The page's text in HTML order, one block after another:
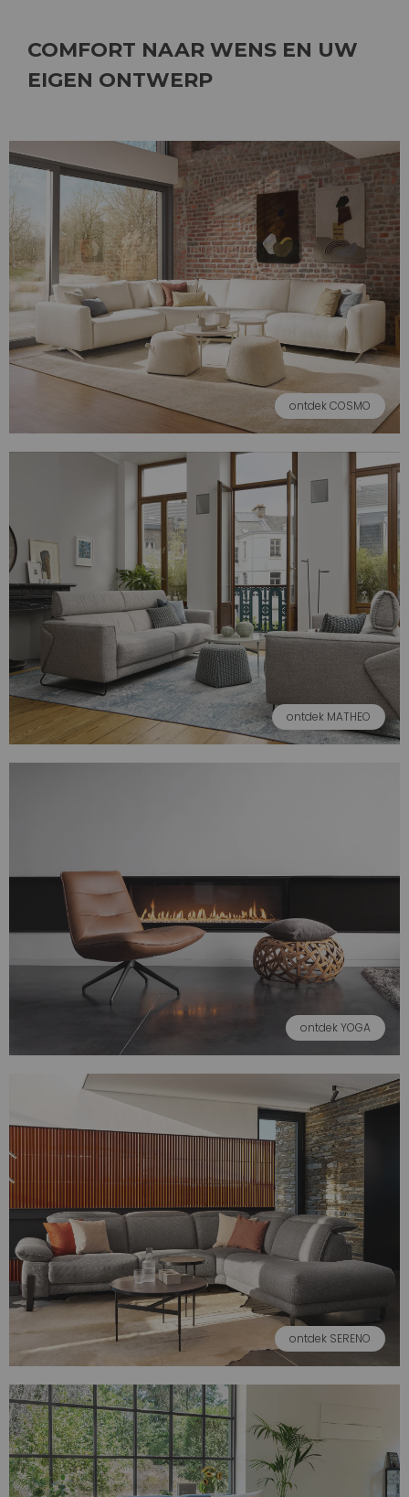
COMFORT NAAR WENS EN UW
EIGEN ONTWERP
ontdek COSMO
ontdek MATHEO
ontdek YOGA
ontdek SERENO